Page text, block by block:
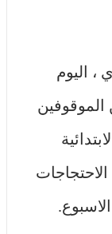
، اليوم
من الموقوفين